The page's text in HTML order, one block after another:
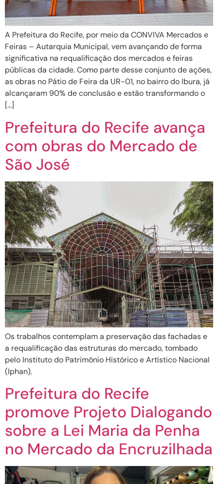
A Prefeitura do Recife, por meio da CONVIVA Mercados e
Feiras – Autarquia Municipal, vem avançando de forma
significativa na requalificação dos mercados e feiras
públicas da cidade. Como parte desse conjunto de ações,
as obras no Pátio de Feira da UR-01, no bairro do Ibura, já
alcançaram 90% de conclusão e estão transformando o
[…]
Prefeitura do Recife avança
com obras do Mercado de
São José
Os trabalhos contemplam a preservação das fachadas e
a requalificação das estruturas do mercado, tombado
pelo Instituto do Patrimônio Histórico e Artístico Nacional
(Iphan).
Prefeitura do Recife
promove Projeto Dialogando
sobre a Lei Maria da Penha
no Mercado da Encruzilhada